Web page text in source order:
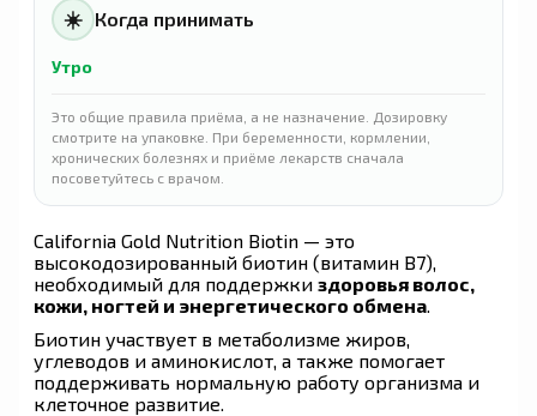
☀️ Когда принимать
Утро
Это общие правила приёма, а не назначение. Дозировку
смотрите на упаковке. При беременности, кормлении,
хронических болезнях и приёме лекарств сначала
посоветуйтесь с врачом.
California Gold Nutrition Biotin — это
высокодозированный биотин (витамин B7),
необходимый для поддержки здоровья волос,
кожи, ногтей и энергетического обмена
Биотин участвует в метаболизме жиров,
углеводов и аминокислот, а также помогает
поддерживать нормальную работу организма и
клеточное развитие.